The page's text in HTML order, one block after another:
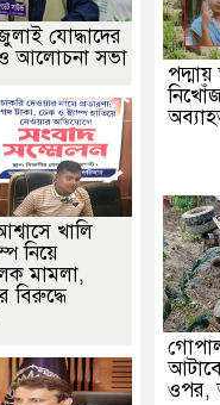
ওপর,
যোদ্ধাদের
ও আলোচনা সভা
খালি
নিয়ে
মামলা,
বিরুদ্ধে